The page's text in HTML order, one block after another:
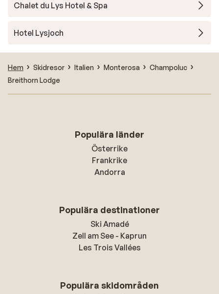
Chalet du Lys Hotel & Spa
Hotel Lysjoch
Hem Skidresor Italien Monterosa
Champoluc
Breithorn Lodge
Populära länder
Österrike
Frankrike
Andorra
Populära destinationer
Ski Amadé
Zell am See - Kaprun
Les Trois Vallées
Populära skidområden